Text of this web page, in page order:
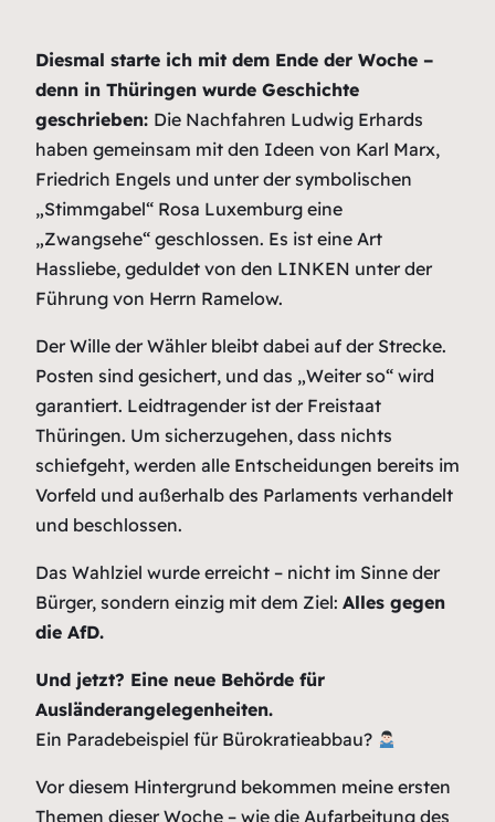
Diesmal starte ich mit dem Ende der Woche –
denn in Thüringen wurde Geschichte
geschrieben: Die Nachfahren Ludwig Erhards
haben gemeinsam mit den Ideen von Karl Marx,
Friedrich Engels und unter der symbolischen
„Stimmgabel“ Rosa Luxemburg eine
„Zwangsehe“ geschlossen. Es ist eine Art
Hassliebe, geduldet von den LINKEN unter der
Führung von Herrn Ramelow.
Der Wille der Wähler bleibt dabei auf der Strecke.
Posten sind gesichert, und das „Weiter so“ wird
garantiert. Leidtragender ist der Freistaat
Thüringen. Um sicherzugehen, dass nichts
schiefgeht, werden alle Entscheidungen bereits im
Vorfeld und außerhalb des Parlaments verhandelt
und beschlossen.
Das Wahlziel wurde erreicht – nicht im Sinne der
Bürger, sondern einzig mit dem Ziel: Alles gegen
die AfD.
Und jetzt? Eine neue Behörde für
Ausländerangelegenheiten.
Ein Paradebeispiel für Bürokratieabbau?
Vor diesem Hintergrund bekommen meine ersten
Themen dieser Woche – wie die Aufarbeitung des